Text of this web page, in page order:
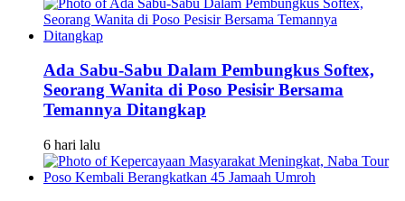
Ada Sabu-Sabu Dalam Pembungkus Softex,
Seorang Wanita di Poso Pesisir Bersama
Temannya Ditangkap
6 hari lalu